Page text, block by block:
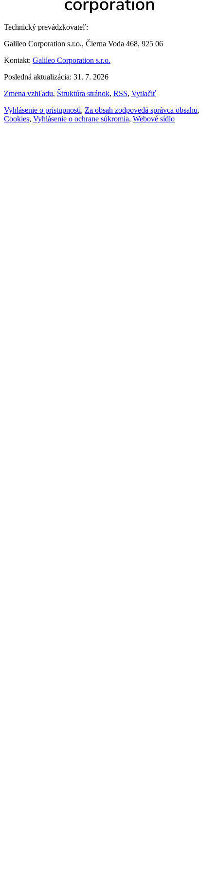
Technický prevádzkovateľ:
Galileo Corporation s.r.o., Čierna Voda 468, 925 06
Kontakt: Galileo Corporation s.r.o.
Posledná aktualizácia: 31. 7. 2026
Zmena vzhľadu, Štruktúra stránok, RSS, Vytlačiť
Vyhlásenie o prístupnosti, Za obsah zodpovedá správca obsahu,
Cookies, Vyhlásenie o ochrane súkromia, Webové sídlo